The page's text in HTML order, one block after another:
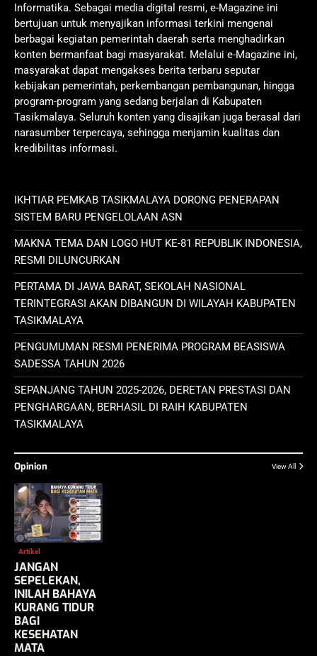
Informatika. Sebagai media digital resmi, e-Magazine ini
bertujuan untuk menyajikan informasi terkini mengenai
berbagai kegiatan pemerintah daerah serta menghadirkan
konten bermanfaat bagi masyarakat. Melalui e-Magazine ini,
masyarakat dapat mengakses berita terbaru seputar
kebijakan pemerintah, perkembangan pembangunan, hingga
program-program yang sedang berjalan di Kabupaten
Tasikmalaya. Seluruh konten yang disajikan juga berasal dari
narasumber terpercaya, sehingga menjamin kualitas dan
kredibilitas informasi.
IKHTIAR PEMKAB TASIKMALAYA DORONG PENERAPAN
SISTEM BARU PENGELOLAAN ASN
MAKNA TEMA DAN LOGO HUT KE-81 REPUBLIK INDONESIA,
RESMI DILUNCURKAN
PERTAMA DI JAWA BARAT, SEKOLAH NASIONAL
TERINTEGRASI AKAN DIBANGUN DI WILAYAH KABUPATEN
TASIKMALAYA
PENGUMUMAN RESMI PENERIMA PROGRAM BEASISWA
SADESSA TAHUN 2026
SEPANJANG TAHUN 2025-2026, DERETAN PRESTASI DAN
PENGHARGAAN, BERHASIL DI RAIH KABUPATEN
TASIKMALAYA
Opinion View All
Artikel
JANGAN
SEPELEKAN,
INILAH BAHAYA
KURANG TIDUR
BAGI
KESEHATAN
MATA